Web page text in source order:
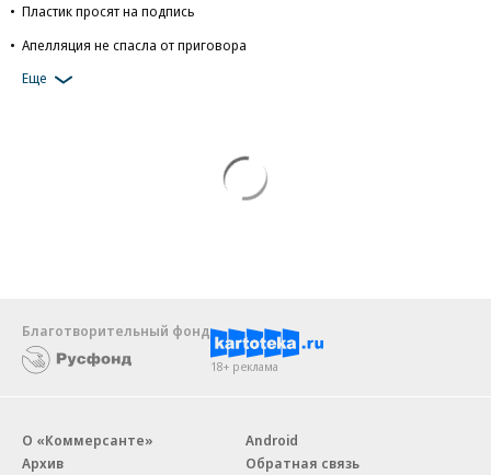
Пластик просят на подпись
Апелляция не спасла от приговора
Еще
Благотворительный фонд
18+ реклама
О «Коммерсанте»
Архив
Android
Обратная связь